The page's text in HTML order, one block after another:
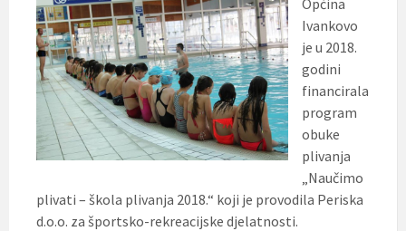
Ivankovo
je u 2018.
godini
financirala
program
obuke
plivanja
„Naučimo
plivati – škola plivanja 2018.“ koji je provodila Periska
d.o.o. za športsko-rekreacijske djelatnosti.